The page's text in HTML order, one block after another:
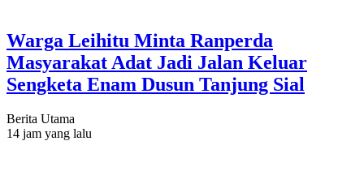
Warga Leihitu Minta Ranperda
Masyarakat Adat Jadi Jalan Keluar
Sengketa Enam Dusun Tanjung Sial
Berita Utama
14 jam yang lalu